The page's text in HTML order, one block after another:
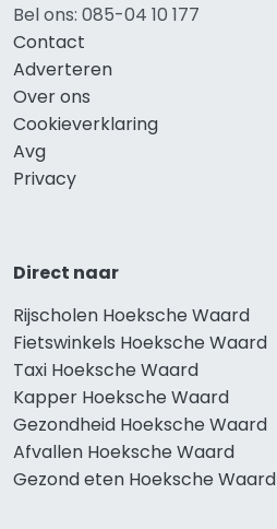
Bel ons: 085-04 10 177
Contact
Adverteren
Over ons
Cookieverklaring
Avg
Privacy
Direct naar
Rijscholen Hoeksche Waard
Fietswinkels Hoeksche Waard
Taxi Hoeksche Waard
Kapper Hoeksche Waard
Gezondheid Hoeksche Waard
Afvallen Hoeksche Waard
Gezond eten Hoeksche Waard